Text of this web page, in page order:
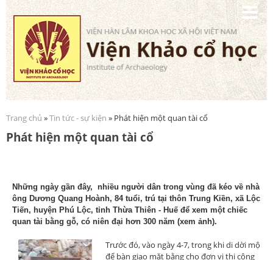
Nhảy
đến
nội
dung
Bạn đang ở đây
Trang chủ »Tin tức - sự kiện » Phát hiện một quan tài cổ
Phát hiện một quan tài cổ
Những ngày gần đây, nhiều người dân trong vùng đã kéo về nhà
ông Dương Quang Hoành, 84 tuổi, trú tại thôn Trung Kiền, xã Lộc
Tiến, huyện Phú Lộc, tỉnh Thừa Thiên - Huế để xem một chiếc
quan tài bằng gỗ, có niên đại hơn 300 năm (xem ảnh).
Trước đó, vào ngày 4-7, trong khi di dời mộ
để bàn giao mặt bằng cho đơn vị thi công